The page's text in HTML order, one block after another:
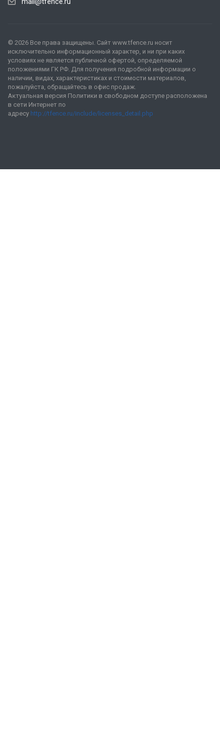
© 2026 Все права защищены. Сайт www.tfence.ru носит
исключительно информационный характер, и ни при каких
условиях не является публичной офертой, определяемой
положениями ГК РФ. Для получения подробной информации о
наличии, видах, характеристиках и стоимости материалов,
пожалуйста, обращайтесь в офис продаж.
Актуальная версия Политики в свободном доступе расположена
в сети Интернет по
адресу http://tfence.ru/include/licenses_detail.php